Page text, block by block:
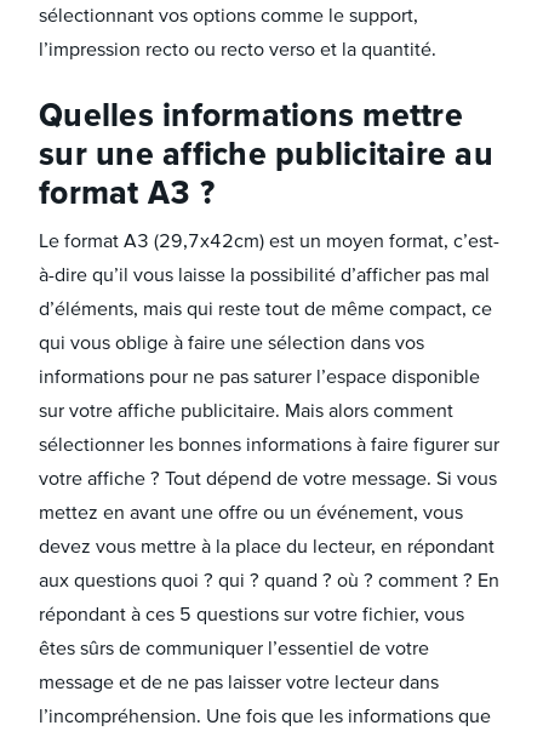
sélectionnant vos options comme le support,
l’impression recto ou recto verso et la quantité.
Quelles informations mettre
sur une affiche publicitaire au
format A3 ?
Le format A3 (29,7x42cm) est un moyen format, c’est-
à-dire qu’il vous laisse la possibilité d’afficher pas mal
d’éléments, mais qui reste tout de même compact, ce
qui vous oblige à faire une sélection dans vos
informations pour ne pas saturer l’espace disponible
sur votre affiche publicitaire. Mais alors comment
sélectionner les bonnes informations à faire figurer sur
votre affiche ? Tout dépend de votre message. Si vous
mettez en avant une offre ou un événement, vous
devez vous mettre à la place du lecteur, en répondant
aux questions quoi ? qui ? quand ? où ? comment ? En
répondant à ces 5 questions sur votre fichier, vous
êtes sûrs de communiquer l’essentiel de votre
message et de ne pas laisser votre lecteur dans
l’incompréhension. Une fois que les informations que